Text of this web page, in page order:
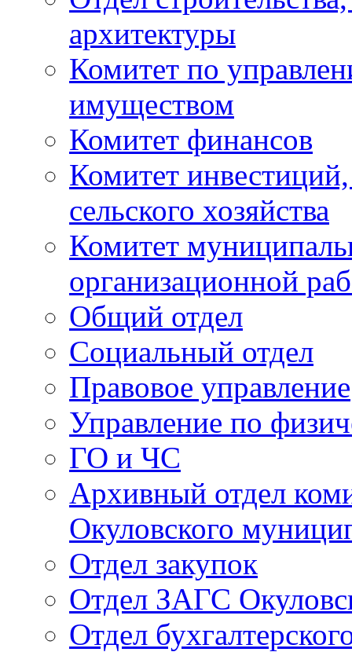
архитектуры
Комитет по
имуществом
Комитет финансов
Комитет
сельского хозяйства
Комитет
организационной
Общий отдел
Социальный отдел
Правовое управление
Управление по
ГО и ЧС
Архивный отдел
Окуловского
Отдел закупок
Отдел ЗАГС
Отдел